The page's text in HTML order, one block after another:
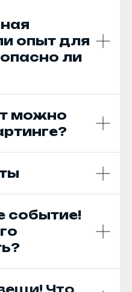
опыт для
ли
можно
событие!